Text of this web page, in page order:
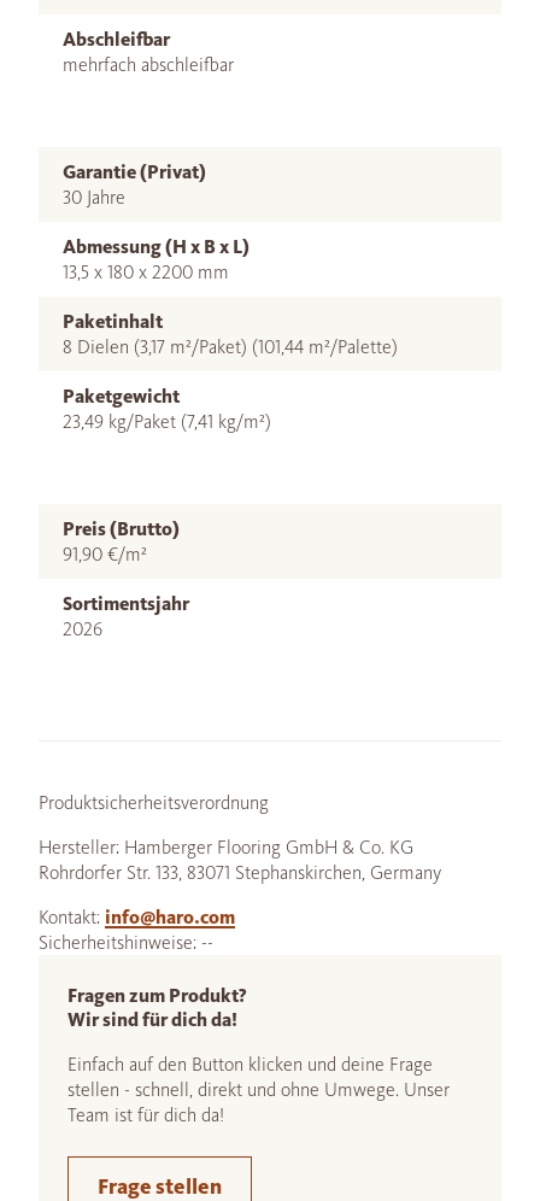
Abschleifbar
mehrfach abschleifbar
Garantie (Privat)
30 Jahre
Abmessung (H x B x L)
13,5 x 180 x 2200 mm
Paketinhalt
8 Dielen (3,17 m²/Paket) (101,44 m²/Palette)
Paketgewicht
23,49 kg/Paket (7,41 kg/m²)
Preis (Brutto)
91,90 €/m²
Sortimentsjahr
2026
Produktsicherheitsverordnung
Hersteller: Hamberger Flooring GmbH & Co. KG
Rohrdorfer Str. 133, 83071 Stephanskirchen, Germany
Kontakt: info@haro.com
Sicherheitshinweise: --
Fragen zum Produkt?
Wir sind für dich da!
Einfach auf den Button klicken und deine Frage
stellen - schnell, direkt und ohne Umwege. Unser
Team ist für dich da!
Frage stellen